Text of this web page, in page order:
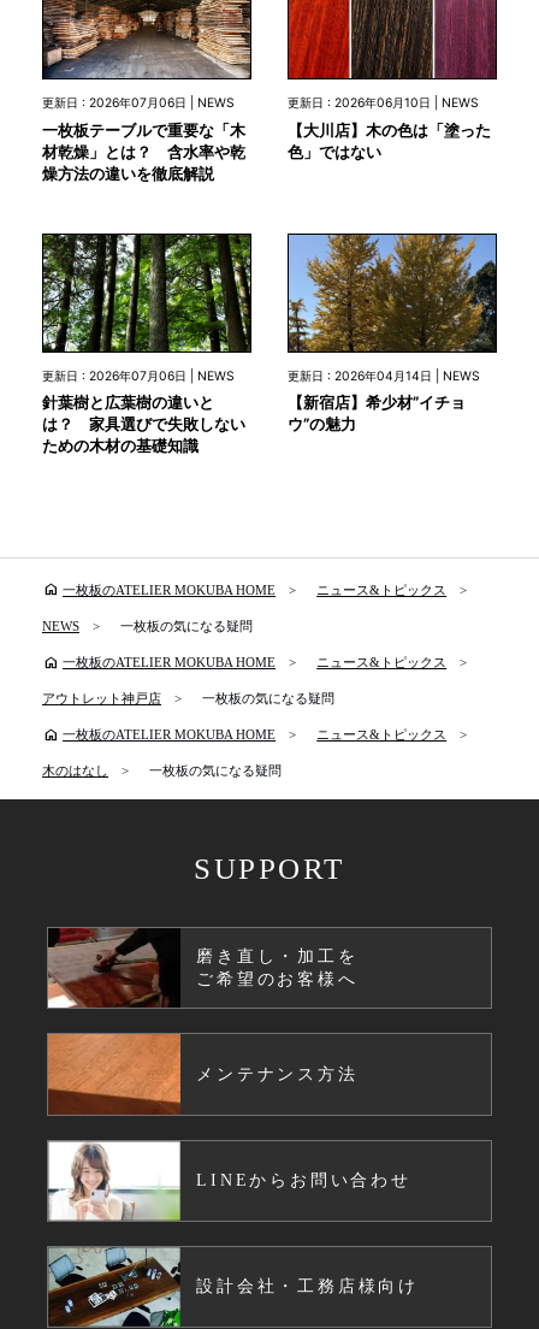
更新日 : 2026年07月06日 | NEWS
一枚板テーブルで重要な「木
材乾燥」とは？ 含水率や乾
燥方法の違いを徹底解説
更新日 : 2026年06月10日 | NEWS
【大川店】木の色は「塗った
色」ではない
更新日 : 2026年07月06日 | NEWS
針葉樹と広葉樹の違いと
は？ 家具選びで失敗しない
ための木材の基礎知識
更新日 : 2026年04月14日 | NEWS
【新宿店】希少材”イチョ
ウ”の魅力
home 一枚板のATELIER MOKUBA HOME ニュース&トピックス
NEWS 一枚板の気になる疑問
home 一枚板のATELIER MOKUBA HOME ニュース&トピックス
アウトレット神戸店 一枚板の気になる疑問
home 一枚板のATELIER MOKUBA HOME ニュース&トピックス
木のはなし 一枚板の気になる疑問
SUPPORT
磨き直し・加工を
ご希望のお客様へ
メンテナンス方法
LINEからお問い合わせ
設計会社・工務店様向け